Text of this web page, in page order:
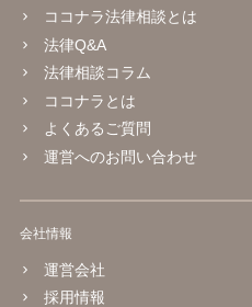
ココナラ法律相談とは
法律Q&A
法律相談コラム
ココナラとは
よくあるご質問
運営へのお問い合わせ
会社情報
運営会社
採用情報